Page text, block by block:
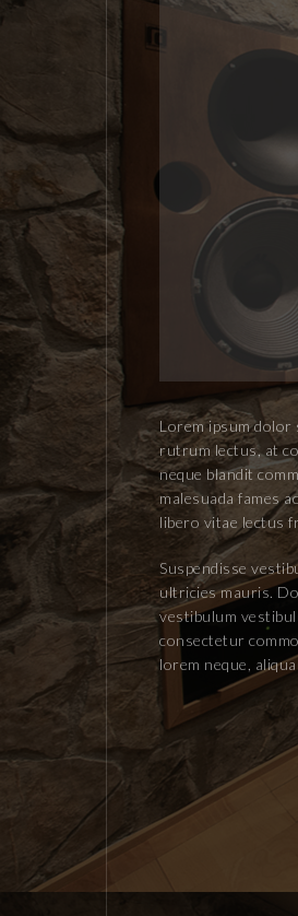
Lorem ipsum dolor
rutrum lectus, at
neque blandit
malesuada fames
libero vitae lectus
Suspendisse
ultricies mauris.
vestibulum
consectetur
lorem neque,